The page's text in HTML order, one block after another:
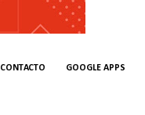
CONTACTO GOOGLE APPS